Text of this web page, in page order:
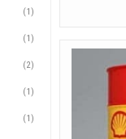
(1)
(1)
(2)
(1)
(1)